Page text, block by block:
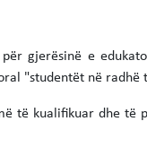
gjerësinë e
"studentët në radhë
të kualifikuar dhe